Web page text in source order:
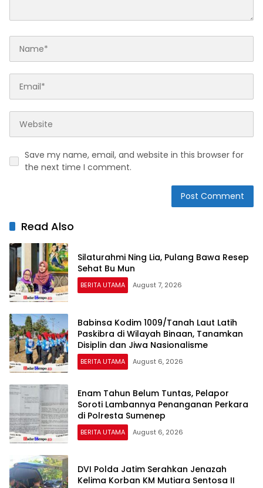
Save my name, email, and website in this browser for
the next time I comment.
Read Also
Silaturahmi Ning Lia, Pulang Bawa Resep
Sehat Bu Mun
BERITA UTAMA August 7, 2026
Babinsa Kodim 1009/Tanah Laut Latih
Paskibra di Wilayah Binaan, Tanamkan
Disiplin dan Jiwa Nasionalisme
BERITA UTAMA August 6, 2026
Enam Tahun Belum Tuntas, Pelapor
Soroti Lambannya Penanganan Perkara
di Polresta Sumenep
BERITA UTAMA August 6, 2026
DVI Polda Jatim Serahkan Jenazah
Kelima Korban KM Mutiara Sentosa II